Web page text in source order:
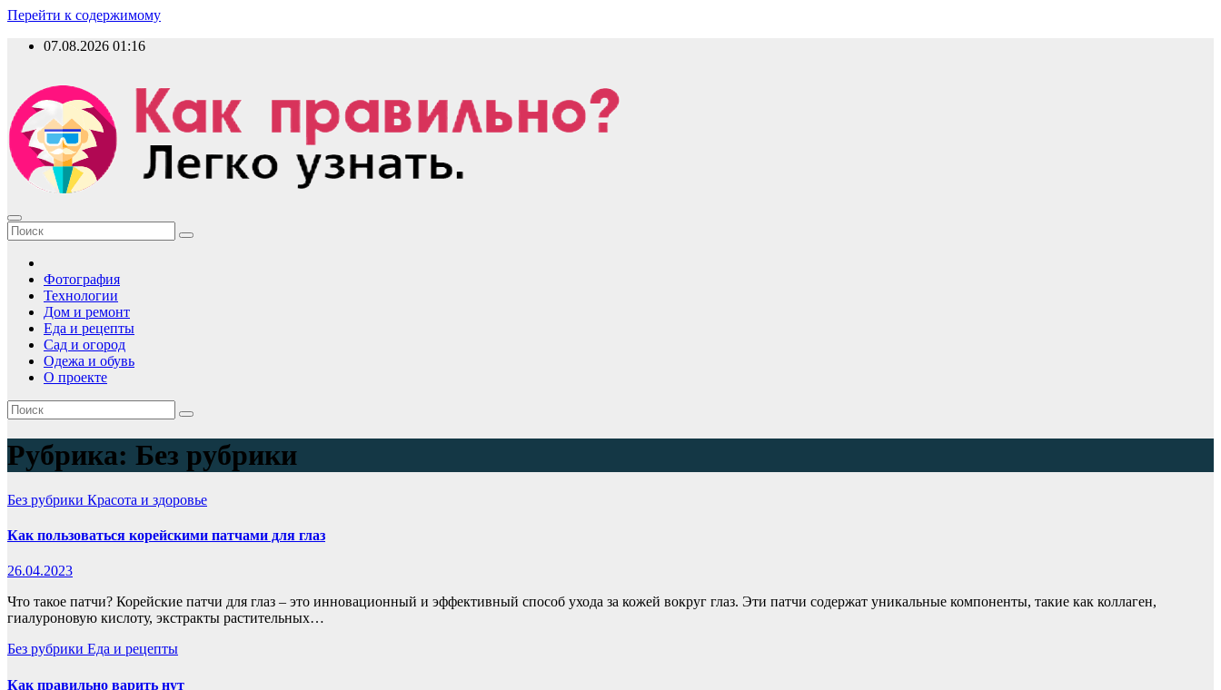
Перейти к содержимому
07.08.2026 01:16
Как правильно?
Фотография
Технологии
Дом и ремонт
Еда и рецепты
Сад и огород
Одежа и обувь
О проекте
Рубрика: Без рубрики
Без рубрики Красота и здоровье
Как пользоваться корейскими патчами для глаз
26.04.2023
Что такое патчи? Корейские патчи для глаз – это инновационный и эффективный способ ухода за кожей вокруг глаз. Эти патчи содержат уникальные компоненты, такие как коллаген,
гиалуроновую кислоту, экстракты растительных…
Без рубрики Еда и рецепты
Как правильно варить нут